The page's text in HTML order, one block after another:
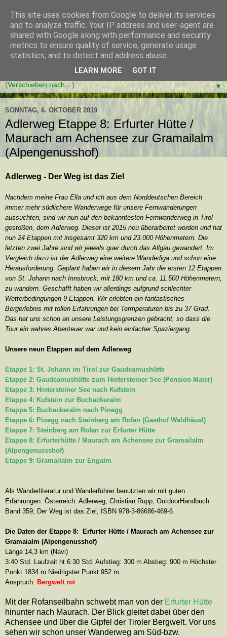
▼
SONNTAG, 6. OKTOBER 2019
Adlerweg Etappe 8: Erfurter Hütte /
Maurach am Achensee zur Gramailalm
(Alpengenusshof)
Adlerweg - Der Weg ist das Ziel
Nachdem meine Frau Ella und ich aus dem Norddeutschen Bereich
immer mehr südlichere Wanderwege für unsere Fernwanderungen
aussuchten, sind wir nun auf den bekanntesten Fernwanderweg in Tirol
gestoßen, dem Adlerweg. Dieser ist 2015 neu überarbeitet worden und hat
nun 24 Etappen mit insgesamt 320 km und 23.000 Höhenmetern. Die
letzten zwei Jahre sind wir jeweils quer durch das Allgäu gewandert. Im
Vergleich dazu ist der Adlerweg eine weitere Wanderliga und schon eine
Herausforderung. Geplant haben wir in diesem Jahr die ersten 12 Etappen
von St. Johann nach Innsbruck, mit 180 km und ca. 11.500 Höhenmetern,
zu wandern. Geschafft haben wir allerdings aufgrund schlechter
Wetterbedingungen 9 Etappen. Wir erlebten ein fantastisches
Bergerlebnis mit tollen Erfahrungen bei Termperaturen bis zu 37 Grad.
Das hat uns schon an unsere Leistungsgrenzen gebracht, so dass die
Tour ein wahres Abenteuer war und kein einfacher Spaziergang.
Unsere neun Etappen auf dem Adlerweg
Etappe 1: St. Johann im Tirol zur Gaudeamushütte
Etappe 2: Gaudeamushütte zum Hintersteiner See (Pension Maier)
Etappe 3: Hintersteiner See nach Kufstein
Etappe 4: Kufstein zur Buchackeralm
Etappe 5: Buchackeralm nach Pinegg
Etappe 6: Pinegg nach Steinberg am Rofan (Gasthof Waldhäusl)
Etappe 7: Steinberg am Rofan zur Erfurter Hütte
Etappe 8: Erfurterhütte / Maurach am Achensee zur Gramailalm
(Alpengenussshof)
Etappe 9: Gramailalm zur Engalm
Als Wanderliteratur und Wanderführer benutzten wir mit guten
Erfahrungen: Österreich: Adlerweg, Christian Rupp, OutdoorHandbuch
Band 359, Der Weg ist das Ziel, ISBN 978-3-86686-469-6.
Die Daten der Etappe 8:
Erfurter Hütte / Maurach am Achensee zur
Gramaialm (Alpengenusshof)
Länge 14,3 km (Navi)
3:40 Std. Laufzeit ht 6:30 Std. Aufstieg: 300 m Abstieg: 900 m Höchster
Punkt 1834 m Niedrigster Punkt 952 m
Anspruch: Bergwelt rot
Mit der Rofanseilbahn schwebt man von der Erfurter Hütte
hinunter nach Maurach. Der Blick gleitet dabei über den
Achensee und über die Gipfel der Tiroler Bergwelt. Vor uns
sehen wir schon unser Wanderweg am Süd-bzw.
This site uses cookies from Google to deliver its services
and to analyze traffic. Your IP address and user-agent are
shared with Google along with performance and security
metrics to ensure quality of service, generate usage
statistics, and to detect and address abuse.
LEARN MORE GOT IT